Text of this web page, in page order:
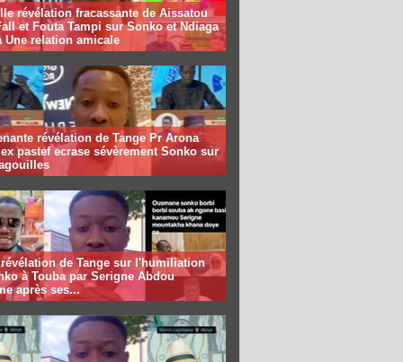
révélation fracassante de Aissatou
et Fouta Tampi sur Sonko et Ndiaga
Une relation amicale
révélation de Tange Pr Arona
pastef ecrase sévèrement Sonko sur
révélation de Tange sur l'humiliation
à Touba par Serigne Abdou
après ses...